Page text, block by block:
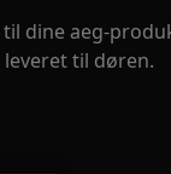
dine aeg-
til døren.